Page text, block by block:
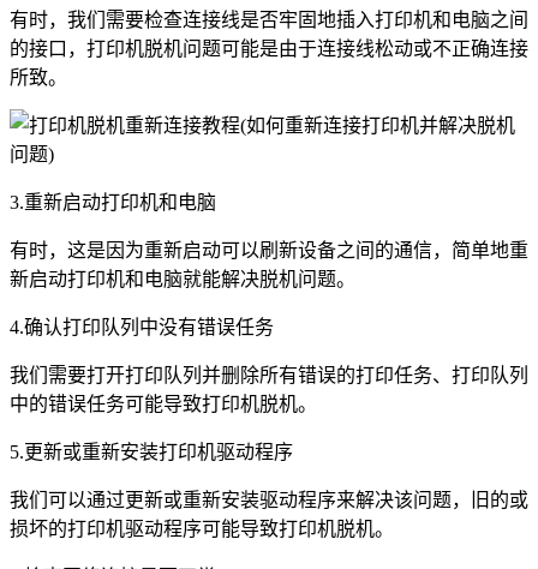
有时，我们需要检查连接线是否牢固地插入打印机和电脑之间
的接口，打印机脱机问题可能是由于连接线松动或不正确连接
所致。
3.重新启动打印机和电脑
有时，这是因为重新启动可以刷新设备之间的通信，简单地重
新启动打印机和电脑就能解决脱机问题。
4.确认打印队列中没有错误任务
我们需要打开打印队列并删除所有错误的打印任务、打印队列
中的错误任务可能导致打印机脱机。
5.更新或重新安装打印机驱动程序
我们可以通过更新或重新安装驱动程序来解决该问题，旧的或
损坏的打印机驱动程序可能导致打印机脱机。